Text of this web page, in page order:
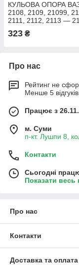
КУЛЬОВА ОПОРА
2108, 2109, 21099,
2111, 2112, 2113 —
КаЛІНА, ПРІОРА FAG
0027 10
323 ₴
Про нас
Рейтинг не
Менше 5
Працює з
м. Суми
п-кт. Лушпи 8,
Контакти
Сьогодні
Показати весь
Про нас
Контакти
Доставка та оплата